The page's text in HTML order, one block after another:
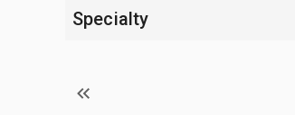
Specialty